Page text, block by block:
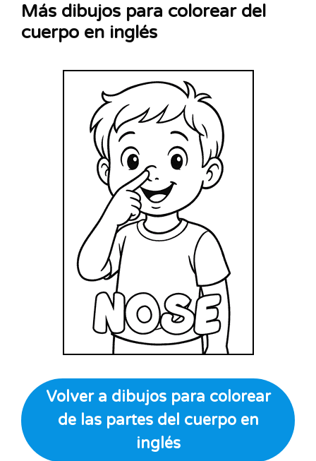
Más dibujos para colorear del
cuerpo en inglés
Volver a dibujos para colorear
de las partes del cuerpo en
inglés